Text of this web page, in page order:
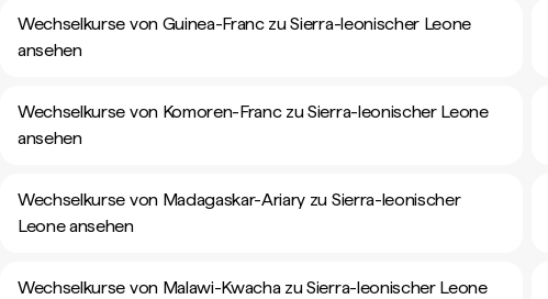
Wechselkurse von Guinea-Franc zu Sierra-leonischer Leone
ansehen
Wechselkurse von Komoren-Franc zu Sierra-leonischer Leone
ansehen
Wechselkurse von Madagaskar-Ariary zu Sierra-leonischer
Leone ansehen
Wechselkurse von Malawi-Kwacha zu Sierra-leonischer Leone